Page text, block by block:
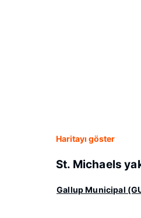
Haritayı göster
St. Michaels
Gallup Municipal